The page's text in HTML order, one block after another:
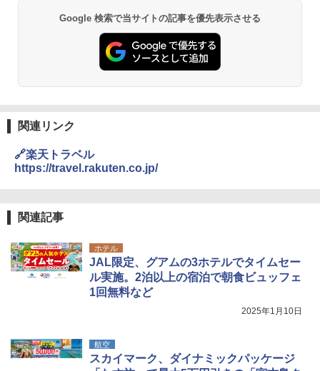
Google 検索で当サイトの記事を優先表示させる
関連リンク
🔗楽天トラベル
https://travel.rakuten.co.jp/
関連記事
ホテル
JAL限定、グアムの3ホテルでタイムセー
ル実施。2泊以上の宿泊で朝食ビュッフェ
1回無料など
2025年1月10日
航空
スカイマーク、ダイナミックパッケージ